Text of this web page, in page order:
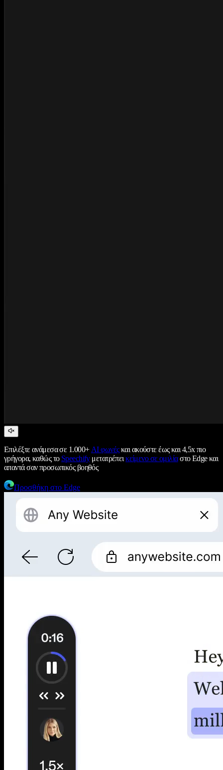
Επιλέξτε ανάμεσα σε 1.000+ AI φωνέςκαι ακούστε έως και 4,5x πιο
γρήγορα, καθώς το Speechifyμετατρέπεικείμενο σε ομιλίαστο Edge και
απαντά σαν προσωπικός βοηθός
Προσθήκη στο Edge